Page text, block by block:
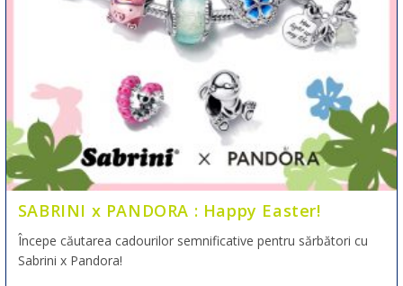
SABRINI x PANDORA : Happy Easter!
Începe căutarea cadourilor semnificative pentru sărbători cu
Sabrini x Pandora!